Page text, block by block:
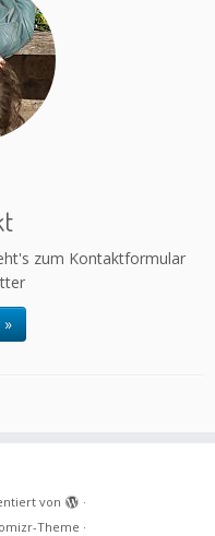
zum Kontaktformular
von
·
Theme ·